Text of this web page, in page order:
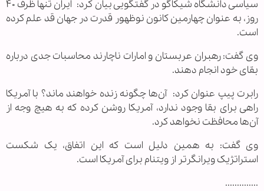
سیاسی دانشگاه شیکاگو در گفتگویی بیان کرد: ایران تنها ظرف ۴۰
روز، به عنوان چهارمین کانون نوظهور قدرت در جهان قد علم کرده
است.
وی گفت: رهبران عربستان و امارات ناچارند محاسبات جدی درباره
بقای خود انجام دهند.
رابرت پیپ عنوان کرد: آن‌ها چگونه زنده خواهند ماند؟ با آمریکا
راهی برای بقا وجود ندارد، آمریکا روشن کرده که به هیچ وجه از
آن‌ها محافظت نخواهد کرد.
وی گفت: به همین دلیل است که این اتفاق، یک شکست
استراتژیک ویرانگرتر از ویتنام برای آمریکا است.
..............